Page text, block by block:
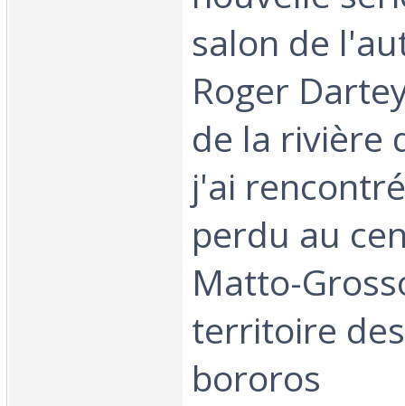
salon de
Roger
de la rivière
j'ai
perdu au
Matto-
territoire
bororos‎